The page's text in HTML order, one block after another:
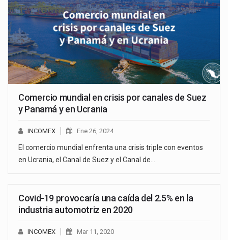
Comercio mundial en crisis por canales de Suez
y Panamá y en Ucrania
INCOMEX Ene 26, 2024
El comercio mundial enfrenta una crisis triple con eventos
en Ucrania, el Canal de Suez y el Canal de…
Covid-19 provocaría una caída del 2.5% en la
industria automotriz en 2020
INCOMEX Mar 11, 2020